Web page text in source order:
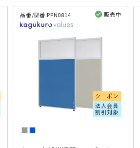
品番/型番:PPN0814
販売中
クーポン
法人会員
割引対象